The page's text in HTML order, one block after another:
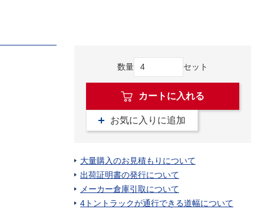
数量 セット
カートに入れる
お気に入りに追加
大量購入のお見積もりについて
出荷証明書の発行について
メーカー倉庫引取について
4トントラックが通行できる道幅について